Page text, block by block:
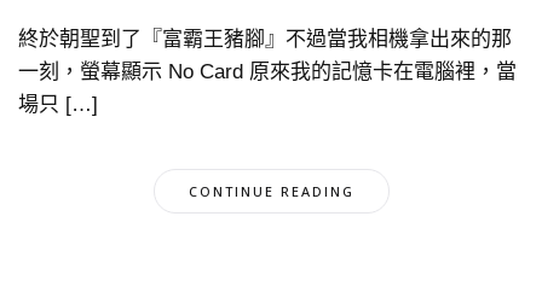
終於朝聖到了『富霸王豬腳』不過當我相機拿出來的那
一刻，螢幕顯示 No Card 原來我的記憶卡在電腦裡，當
場只 […]
CONTINUE READING